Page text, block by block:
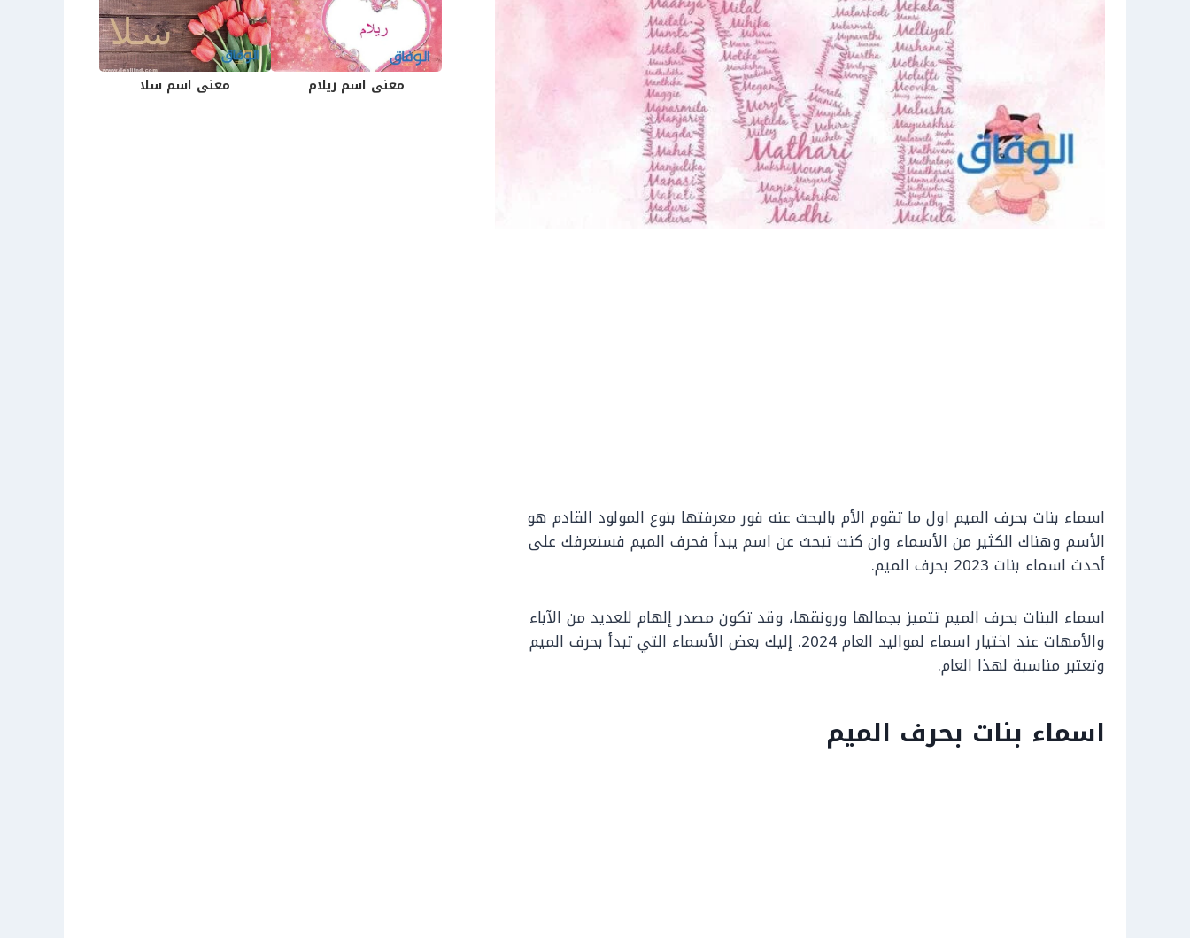
اسماء بنات بحرف الميم اول ما تقوم الأم بالبحث عنه فور معرفتها بنوع المولود القادم هو
الأسم وهناك الكثير من الأسماء وان كنت تبحث عن اسم يبدأ فحرف الميم فسنعرفك على
أحدث اسماء بنات 2023 بحرف الميم.
اسماء البنات بحرف الميم تتميز بجمالها ورونقها، وقد تكون مصدر إلهام للعديد من الآباء
والأمهات عند اختيار اسماء لمواليد العام 2024. إليك بعض الأسماء التي تبدأ بحرف الميم
وتعتبر مناسبة لهذا العام.
اسماء بنات بحرف الميم
معنى اسم ريلام معنى اسم سلا